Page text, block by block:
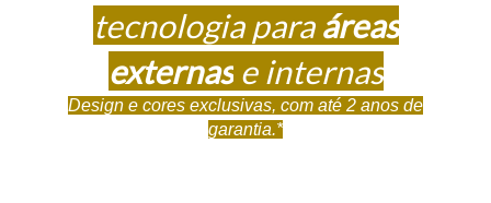
tecnologia paraáreas
externase internas
Design e cores exclusivas, com até 2 anos de
garantia.*